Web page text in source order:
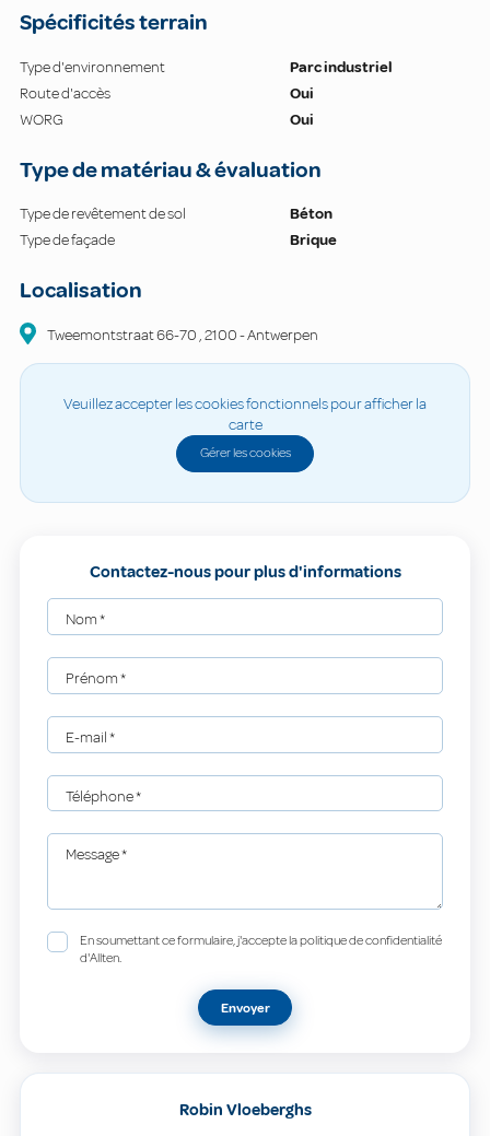
Spécificités terrain
Type d'environnement
Parc industriel
Route d'accès
Oui
WORG
Oui
Type de matériau & évaluation
Type de revêtement de sol
Béton
Type de façade
Brique
Localisation
Tweemontstraat66-70 ,2100-Antwerpen
Veuillez accepter les cookies fonctionnels pour afficher la
carte
Gérer les cookies
Contactez-nous pour plus d'informations
Nom*
Prénom*
E-mail*
Téléphone*
Message*
En soumettant ce formulaire, j'accepte la politique de confidentialité
d'Allten.
Envoyer
Robin Vloeberghs